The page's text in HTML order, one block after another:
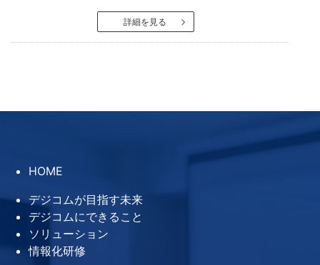
詳細を見る
HOME
デジコムが目指す未来
デジコムにできること
ソリューション
情報化研修